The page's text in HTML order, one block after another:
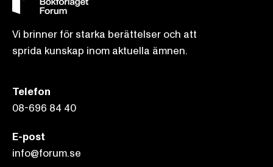
Vi brinner för starka berättelser och att
sprida kunskap inom aktuella ämnen.
Telefon
08-696 84 40
E-post
info@forum.se